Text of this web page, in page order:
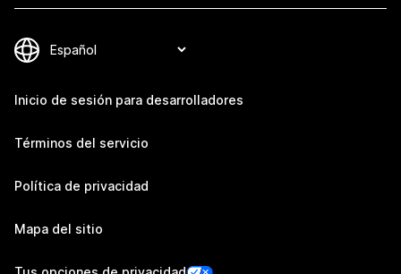
Inicio de sesión para desarrolladores
Términos del servicio
Política de privacidad
Mapa del sitio